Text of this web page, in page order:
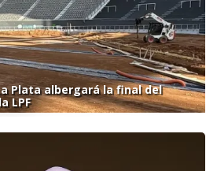
Plata albergará la final del
LPF